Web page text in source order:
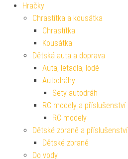
Hračky
Chrastítka a kousátka
Chrastítka
Kousátka
Dětská auta a doprava
Auta, letadla, lodě
Autodráhy
Sety autodráh
RC modely a příslušenství
RC modely
Dětské zbraně a příslušenství
Dětské zbraně
Do vody